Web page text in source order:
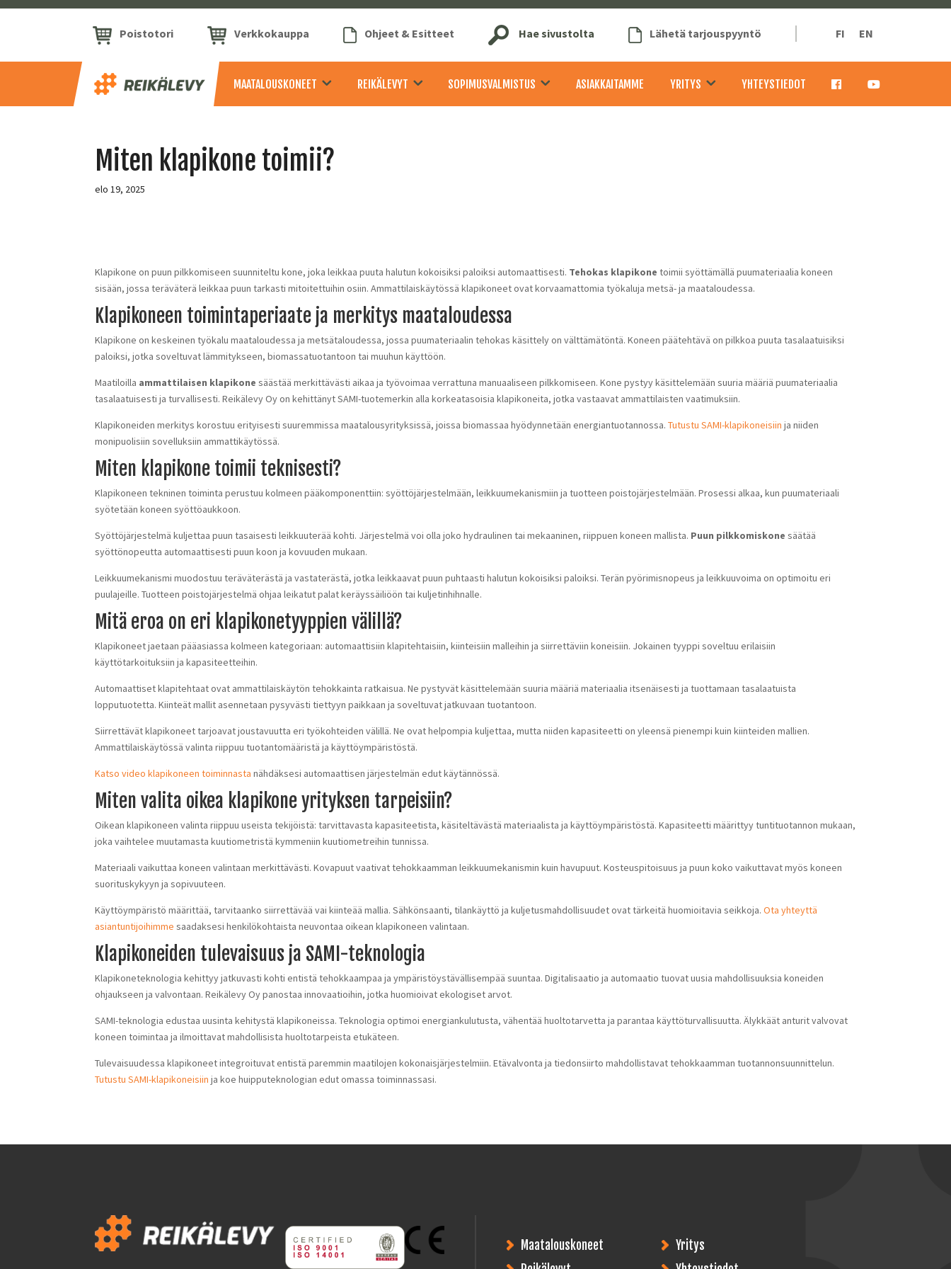
Poistotori Verkkokauppa Ohjeet & Esitteet Hae sivustolta Lähetä tarjouspyyntö FI EN
MAATALOUSKONEET REIKÄLEVYT SOPIMUSVALMISTUS ASIAKKAITAMME YRITYS YHTEYSTIEDOT
Miten klapikone toimii?
elo 19, 2025
Klapikone on puun pilkkomiseen suunniteltu kone, joka leikkaa puuta halutun kokoisiksi paloiksi automaattisesti. Tehokas klapikone toimii syöttämällä puumateriaalia koneen
sisään, jossa teräväterä leikkaa puun tarkasti mitoitettuihin osiin. Ammattilaiskäytössä klapikoneet ovat korvaamattomia työkaluja metsä- ja maataloudessa.
Klapikoneen toimintaperiaate ja merkitys maataloudessa
Klapikone on keskeinen työkalu maataloudessa ja metsätaloudessa, jossa puumateriaalin tehokas käsittely on välttämätöntä. Koneen päätehtävä on pilkkoa puuta tasalaatuisiksi
paloiksi, jotka soveltuvat lämmitykseen, biomassatuotantoon tai muuhun käyttöön.
Maatiloilla ammattilaisen klapikone säästää merkittävästi aikaa ja työvoimaa verrattuna manuaaliseen pilkkomiseen. Kone pystyy käsittelemään suuria määriä puumateriaalia
tasalaatuisesti ja turvallisesti. Reikälevy Oy on kehittänyt SAMI-tuotemerkin alla korkeatasoisia klapikoneita, jotka vastaavat ammattilaisten vaatimuksiin.
Klapikoneiden merkitys korostuu erityisesti suuremmissa maatalousyrityksissä, joissa biomassaa hyödynnetään energiantuotannossa.Tutustu SAMI-klapikoneisiin ja niiden
monipuolisiin sovelluksiin ammattikäytössä.
Miten klapikone toimii teknisesti?
Klapikoneen tekninen toiminta perustuu kolmeen pääkomponenttiin: syöttöjärjestelmään, leikkuumekanismiin ja tuotteen poistojärjestelmään. Prosessi alkaa, kun puumateriaali
syötetään koneen syöttöaukkoon.
Syöttöjärjestelmä kuljettaa puun tasaisesti leikkuuterää kohti. Järjestelmä voi olla joko hydraulinen tai mekaaninen, riippuen koneen mallista. Puun pilkkomiskone säätää
syöttönopeutta automaattisesti puun koon ja kovuuden mukaan.
Leikkuumekanismi muodostuu teräväterästä ja vastaterästä, jotka leikkaavat puun puhtaasti halutun kokoisiksi paloiksi. Terän pyörimisnopeus ja leikkuuvoima on optimoitu eri
puulajeille. Tuotteen poistojärjestelmä ohjaa leikatut palat keräyssäiliöön tai kuljetinhihnalle.
Mitä eroa on eri klapikonetyyppien välillä?
Klapikoneet jaetaan pääasiassa kolmeen kategoriaan: automaattisiin klapitehtaisiin, kiinteisiin malleihin ja siirrettäviin koneisiin. Jokainen tyyppi soveltuu erilaisiin
käyttötarkoituksiin ja kapasiteetteihin.
Automaattiset klapitehtaat ovat ammattilaiskäytön tehokkainta ratkaisua. Ne pystyvät käsittelemään suuria määriä materiaalia itsenäisesti ja tuottamaan tasalaatuista
lopputuotetta. Kiinteät mallit asennetaan pysyvästi tiettyyn paikkaan ja soveltuvat jatkuvaan tuotantoon.
Siirrettävät klapikoneet tarjoavat joustavuutta eri työkohteiden välillä. Ne ovat helpompia kuljettaa, mutta niiden kapasiteetti on yleensä pienempi kuin kiinteiden mallien.
Ammattilaiskäytössä valinta riippuu tuotantomääristä ja käyttöympäristöstä.
Katso video klapikoneen toiminnasta nähdäksesi automaattisen järjestelmän edut käytännössä.
Miten valita oikea klapikone yrityksen tarpeisiin?
Oikean klapikoneen valinta riippuu useista tekijöistä: tarvittavasta kapasiteetista, käsiteltävästä materiaalista ja käyttöympäristöstä. Kapasiteetti määrittyy tuntituotannon mukaan,
joka vaihtelee muutamasta kuutiometristä kymmeniin kuutiometreihin tunnissa.
Materiaali vaikuttaa koneen valintaan merkittävästi. Kovapuut vaativat tehokkaamman leikkuumekanismin kuin havupuut. Kosteuspitoisuus ja puun koko vaikuttavat myös koneen
suorituskykyyn ja sopivuuteen.
Käyttöympäristö määrittää, tarvitaanko siirrettävää vai kiinteää mallia. Sähkönsaanti, tilankäyttö ja kuljetusmahdollisuudet ovat tärkeitä huomioitavia seikkoja.Ota yhteyttä
asiantuntijoihimme saadaksesi henkilökohtaista neuvontaa oikean klapikoneen valintaan.
Klapikoneiden tulevaisuus ja SAMI-teknologia
Klapikoneteknologia kehittyy jatkuvasti kohti entistä tehokkaampaa ja ympäristöystävällisempää suuntaa. Digitalisaatio ja automaatio tuovat uusia mahdollisuuksia koneiden
ohjaukseen ja valvontaan. Reikälevy Oy panostaa innovaatioihin, jotka huomioivat ekologiset arvot.
SAMI-teknologia edustaa uusinta kehitystä klapikoneissa. Teknologia optimoi energiankulutusta, vähentää huoltotarvetta ja parantaa käyttöturvallisuutta. Älykkäät anturit valvovat
koneen toimintaa ja ilmoittavat mahdollisista huoltotarpeista etukäteen.
Tulevaisuudessa klapikoneet integroituvat entistä paremmin maatilojen kokonaisjärjestelmiin. Etävalvonta ja tiedonsiirto mahdollistavat tehokkaamman tuotannonsuunnittelun.
Tutustu SAMI-klapikoneisiin ja koe huipputeknologian edut omassa toiminnassasi.
Maatalouskoneet
Yritys